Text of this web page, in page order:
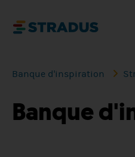
Banque d'inspiration
Banque